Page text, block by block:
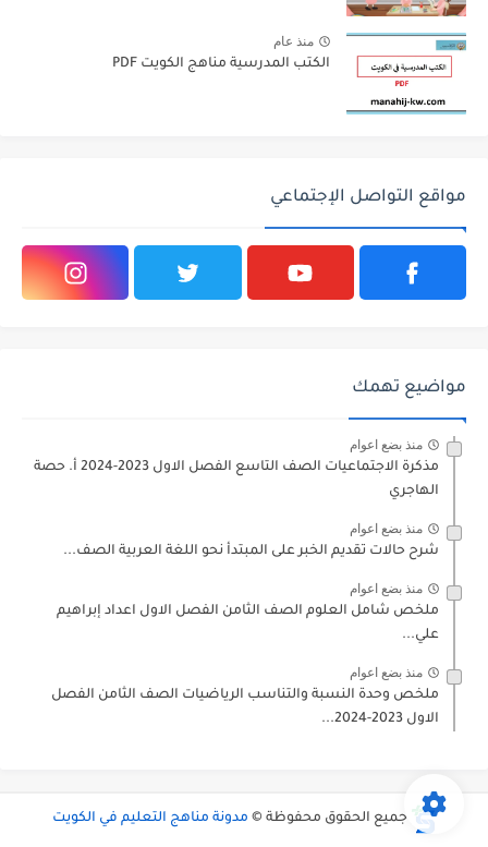
منذ عام
الكتب المدرسية مناهج الكويت PDF
مواقع التواصل الإجتماعي
مواضيع تهمك
منذ بضع اعوام
مذكرة الاجتماعيات الصف التاسع الفصل الاول 2023-2024 أ. حصة
الهاجري
منذ بضع اعوام
شرح حالات تقديم الخبر على المبتدأ نحو اللغة العربية الصف...
منذ بضع اعوام
ملخص شامل العلوم الصف الثامن الفصل الاول اعداد إبراهيم
علي...
منذ بضع اعوام
ملخص وحدة النسبة والتناسب الرياضيات الصف الثامن الفصل
الاول 2023-2024...
جميع الحقوق محفوظة © مدونة مناهج التعليم في الكويت